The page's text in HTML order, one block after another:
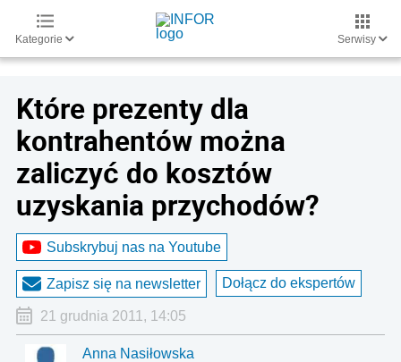
Kategorie Serwisy
Które prezenty dla
kontrahentów można
zaliczyć do kosztów
uzyskania przychodów?
Subskrybuj nas na Youtube
Zapisz się na newsletter Dołącz do ekspertów
21 grudnia 2011, 14:05
Anna Nasiłowska